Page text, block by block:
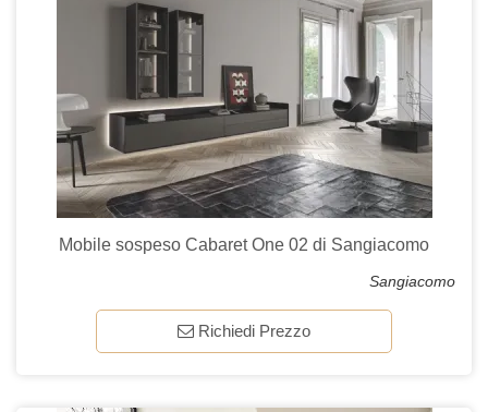
Mobile sospeso Cabaret One 02 di Sangiacomo
Sangiacomo
Richiedi Prezzo